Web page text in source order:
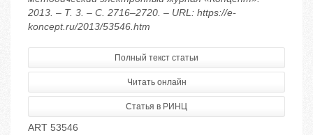
2013. – Т. 3. – С. 2716–2720. – URL: https://e-
koncept.ru/2013/53546.htm
Полный текст статьи
Читать онлайн
Статья в РИНЦ
ART 53546